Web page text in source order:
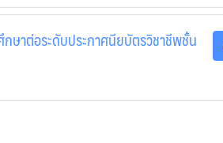
กษาต่อระดับประกาศนียบัตรวิชาชีพชั้น